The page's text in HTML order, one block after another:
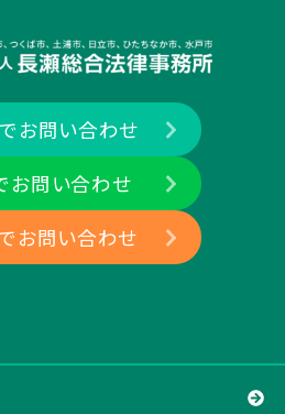
お問い合わせ
お問い合わせ
お問い合わせ